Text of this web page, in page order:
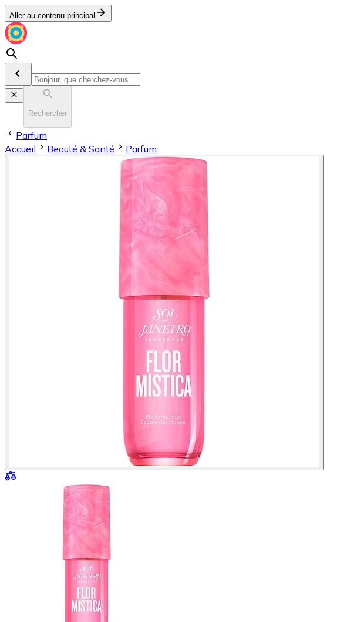
Aller au contenu principal
Rechercher
Parfum
Accueil
Beauté & Santé Parfum